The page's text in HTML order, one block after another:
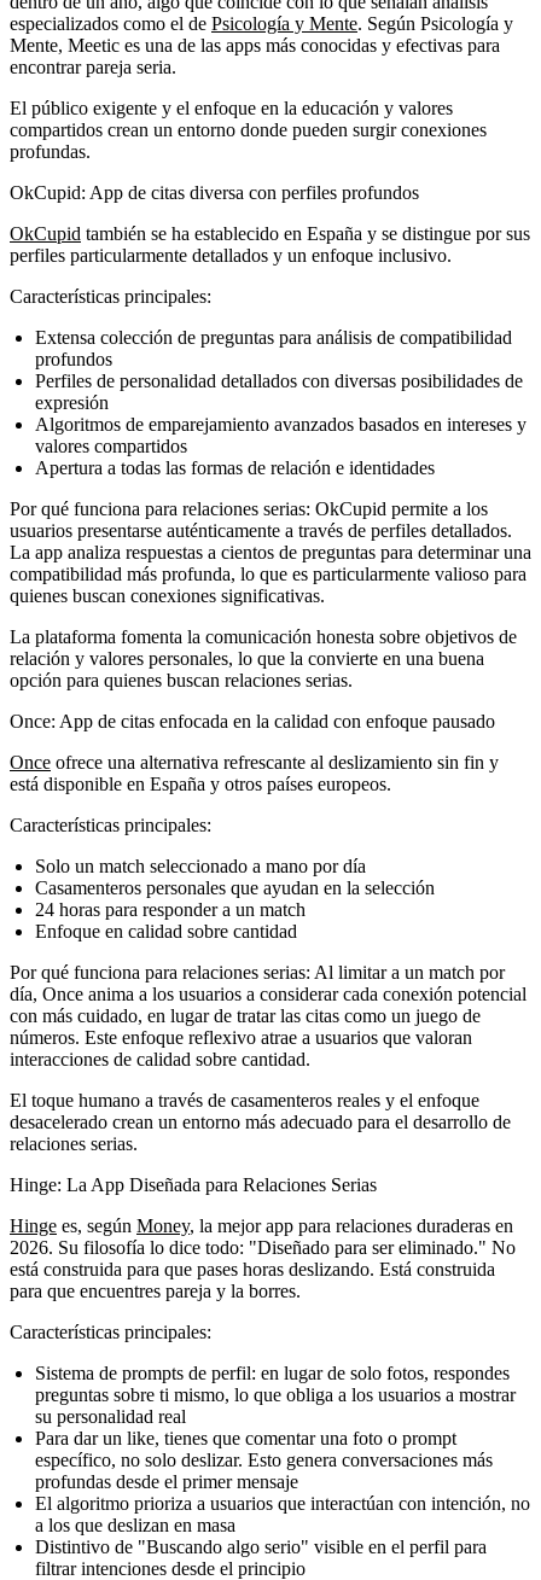
especializados como el de Psicología y Mente. Según Psicología y
Mente, Meetic es una de las apps más conocidas y efectivas para
encontrar pareja seria.
El público exigente y el enfoque en la educación y valores
compartidos crean un entorno donde pueden surgir conexiones
profundas.
OkCupid: App de citas diversa con perfiles profundos
OkCupid también se ha establecido en España y se distingue por sus
perfiles particularmente detallados y un enfoque inclusivo.
Características principales:
Extensa colección de preguntas para análisis de compatibilidad
profundos
Perfiles de personalidad detallados con diversas posibilidades de
expresión
Algoritmos de emparejamiento avanzados basados en intereses y
valores compartidos
Apertura a todas las formas de relación e identidades
Por qué funciona para relaciones serias: OkCupid permite a los
usuarios presentarse auténticamente a través de perfiles detallados.
La app analiza respuestas a cientos de preguntas para determinar una
compatibilidad más profunda, lo que es particularmente valioso para
quienes buscan conexiones significativas.
La plataforma fomenta la comunicación honesta sobre objetivos de
relación y valores personales, lo que la convierte en una buena
opción para quienes buscan relaciones serias.
Once: App de citas enfocada en la calidad con enfoque pausado
Once ofrece una alternativa refrescante al deslizamiento sin fin y
está disponible en España y otros países europeos.
Características principales:
Solo un match seleccionado a mano por día
Casamenteros personales que ayudan en la selección
24 horas para responder a un match
Enfoque en calidad sobre cantidad
Por qué funciona para relaciones serias: Al limitar a un match por
día, Once anima a los usuarios a considerar cada conexión potencial
con más cuidado, en lugar de tratar las citas como un juego de
números. Este enfoque reflexivo atrae a usuarios que valoran
interacciones de calidad sobre cantidad.
El toque humano a través de casamenteros reales y el enfoque
desacelerado crean un entorno más adecuado para el desarrollo de
relaciones serias.
Hinge: La App Diseñada para Relaciones Serias
Hinge es, según Money, la mejor app para relaciones duraderas en
2026. Su filosofía lo dice todo: "Diseñado para ser eliminado." No
está construida para que pases horas deslizando. Está construida
para que encuentres pareja y la borres.
Características principales:
Sistema de prompts de perfil: en lugar de solo fotos, respondes
preguntas sobre ti mismo, lo que obliga a los usuarios a mostrar
su personalidad real
Para dar un like, tienes que comentar una foto o prompt
específico, no solo deslizar. Esto genera conversaciones más
profundas desde el primer mensaje
El algoritmo prioriza a usuarios que interactúan con intención, no
a los que deslizan en masa
Distintivo de "Buscando algo serio" visible en el perfil para
filtrar intenciones desde el principio